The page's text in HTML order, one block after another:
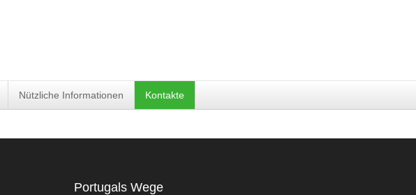
Nützliche Informationen Kontakte
Portugals Wege